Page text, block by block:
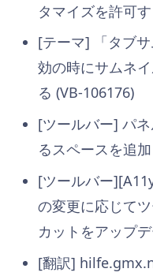
タマイズを許可
[テーマ] 「タブ
効の時にサムネ
る (VB-106176)
[ツールバー] パ
るスペースを追
[ツールバー
の変更に応じて
カットをアップ
[翻訳]